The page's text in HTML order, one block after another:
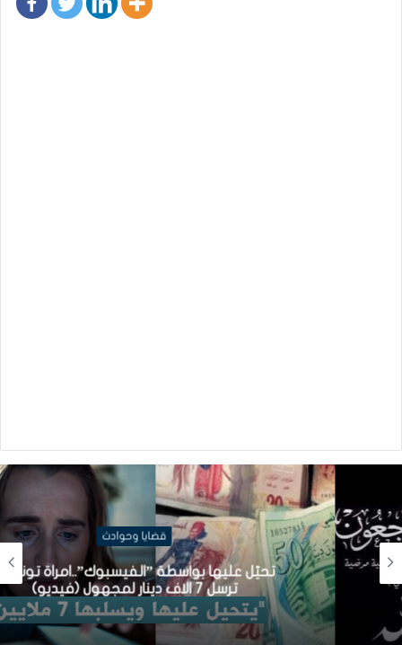
قضايا وحوادث
تحيّل عليها بواسطة ”الفيسبوك”..امراة تونسية
ترسل 7 الاف دينار لمجهول (فيديو)